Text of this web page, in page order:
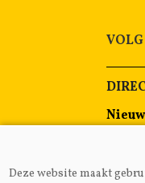
Deze website maakt